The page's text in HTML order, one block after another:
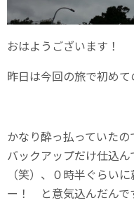
おはようございます！
昨日は今回の旅で初めて
かなり酔っ払っていた
バックアップだけ仕込
（笑）、０時半ぐらい
ー！ と意気込んだんで